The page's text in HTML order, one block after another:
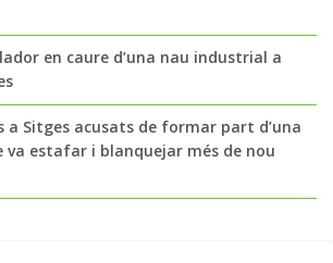
en caure d’una nau industrial a
a Sitges acusats de formar part d’una
va estafar i blanquejar més de nou